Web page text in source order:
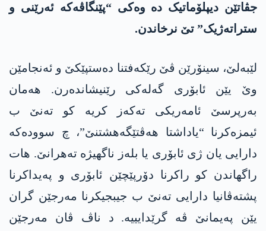
جڤاتێن دیپلۆماتیک دە وەکی “پێنگاڤەکە ئەرێنی و
ستراتەژیک” تێ نرخاندن.
لێبەلێ، سینۆرێن ڤێ رێکەفتنا دەستپێکێ و ئەنجامێن
وێ یێن ئابۆری گەلەکی رێنیشاندەرن. ھەمان
بەرپرسێ ئامەریکی تەکەز کریە کو تەنێ ب
ئیمزەکرنا “یاداشتا ھەڤتێگەھشتنێ”، چ سوودەکە
دارایی یان ژی ئابۆری یا بلەز ناگھیژە تەھرانێ. ھات
راگھاندن کو راکرنا دۆرپێچێن ئابۆری و پەیداکرنا
پشتەڤانیا دارایی تەنێ ب جیبجیکرنا مەرجێن گران
یێن پەیمانێ ڤە گرێدایییە. د ناڤ ڤان مەرجێن